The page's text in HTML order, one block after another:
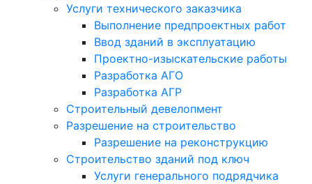
Услуги технического заказчика
Выполнение предпроектных работ
Ввод зданий в эксплуатацию
Проектно-изыскательские работы
Разработка АГО
Разработка АГР
Строительный девелопмент
Разрешение на строительство
Разрешение на реконструкцию
Строительство зданий под ключ
Услуги генерального подрядчика